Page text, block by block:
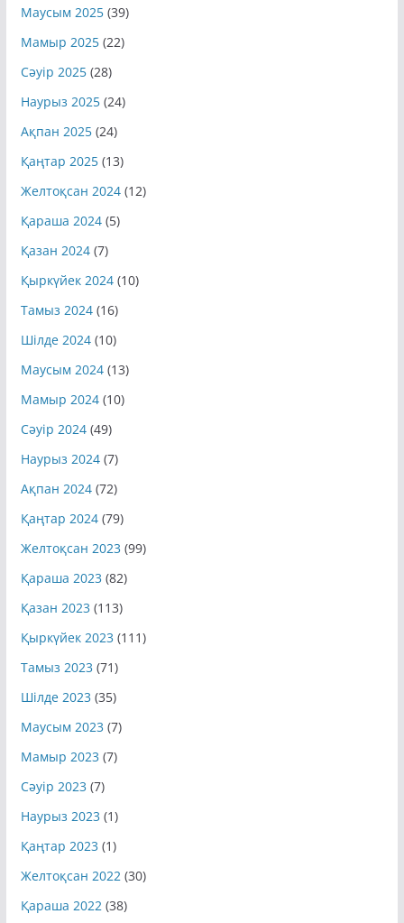
Маусым 2025(39)
Мамыр 2025(22)
Сәуір 2025(28)
Наурыз 2025(24)
Ақпан 2025(24)
Қаңтар 2025(13)
Желтоқсан 2024(12)
Қараша 2024(5)
Қазан 2024(7)
Қыркүйек 2024(10)
Тамыз 2024(16)
Шілде 2024(10)
Маусым 2024(13)
Мамыр 2024(10)
Сәуір 2024(49)
Наурыз 2024(7)
Ақпан 2024(72)
Қаңтар 2024(79)
Желтоқсан 2023 (99)
Қараша 2023 (82)
Қазан 2023 (113)
Қыркүйек 2023 (111)
Тамыз 2023 (71)
Шілде 2023 (35)
Маусым 2023 (7)
Мамыр 2023 (7)
Сәуір 2023 (7)
Наурыз 2023 (1)
Қаңтар 2023 (1)
Желтоқсан 2022(30)
Қараша 2022(38)